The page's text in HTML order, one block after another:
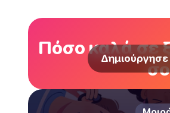
Πόσο καλά σε
Δημιούργησε